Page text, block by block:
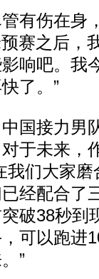
伤在身
赛之后，
响吧。我
了。”
接力男
于未来，
我们大家
经配合了
破38秒到
可以跑进
”